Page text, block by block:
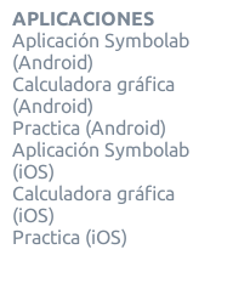
APLICACIONES
Aplicación Symbolab
(Android)
Calculadora gráfica
(Android)
Practica (Android)
Aplicación Symbolab
(iOS)
Calculadora gráfica
(iOS)
Practica (iOS)